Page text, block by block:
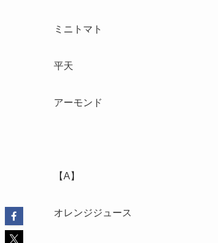
ミニトマト
平天
アーモンド
【A】
オレンジジュース